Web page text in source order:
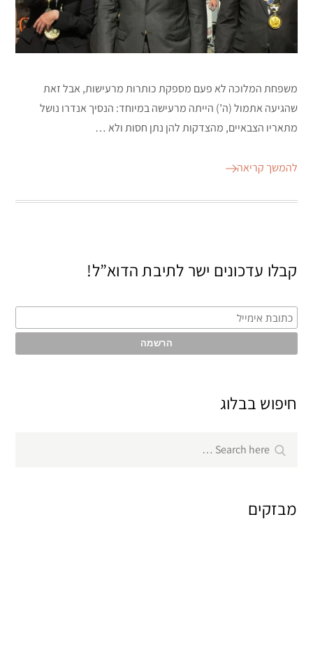
משפחת המלוכה לא פעם מספקת כותרות מרעישות, אבל זאת
שהגיעה אתמול (ה’) הייתה מרעישה במיוחד: הנסיך אנדרו נושל
מתאריו הצבאיים, מהצדקות להן נתן חסות ולא …
להמשך קריאה
קבלו עדכונים ישר לתיבת הדוא”ל!
חיפוש בבלוג
for:
Search
מבזקים